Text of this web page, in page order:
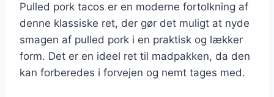
Pulled pork tacos er en moderne fortolkning af
denne klassiske ret, der gør det muligt at nyde
smagen af pulled pork i en praktisk og lækker
form. Det er en ideel ret til madpakken, da den
kan forberedes i forvejen og nemt tages med.